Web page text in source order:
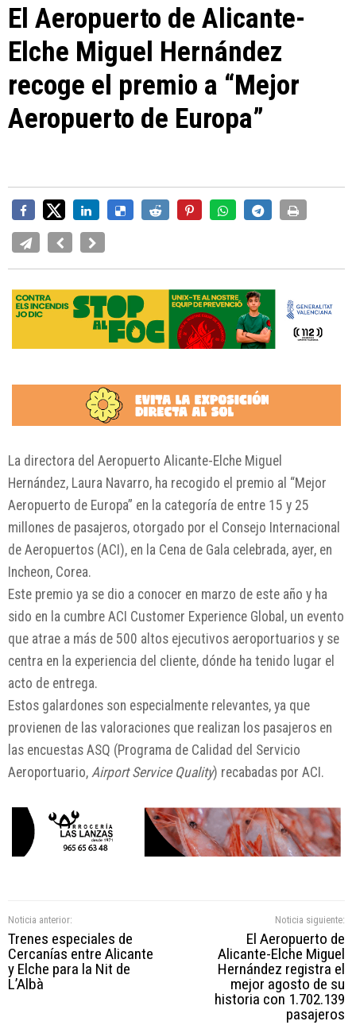
El Aeropuerto de Alicante-
Elche Miguel Hernández
recoge el premio a “Mejor
Aeropuerto de Europa”
La directora del Aeropuerto Alicante-Elche Miguel
Hernández, Laura Navarro, ha recogido el premio al “Mejor
Aeropuerto de Europa” en la categoría de entre 15 y 25
millones de pasajeros, otorgado por el Consejo Internacional
de Aeropuertos (ACI), en la Cena de Gala celebrada, ayer, en
Incheon, Corea.
Este premio ya se dio a conocer en marzo de este año y ha
sido en la cumbre ACI Customer Experience Global, un evento
que atrae a más de 500 altos ejecutivos aeroportuarios y se
centra en la experiencia del cliente, dónde ha tenido lugar el
acto de entrega.
Estos galardones son especialmente relevantes, ya que
provienen de las valoraciones que realizan los pasajeros en
las encuestas ASQ (Programa de Calidad del Servicio
Aeroportuario, Airport Service Quality) recabadas por ACI.
Noticia anterior:
Trenes especiales de
Cercanías entre Alicante
y Elche para la Nit de
L’Albà
Noticia siguiente:
El Aeropuerto de
Alicante-Elche Miguel
Hernández registra el
mejor agosto de su
historia con 1.702.139
pasajeros